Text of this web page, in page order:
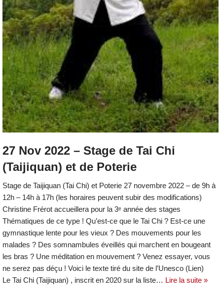
27 Nov 2022 – Stage de Tai Chi
(Taijiquan) et de Poterie
Stage de Taijiquan (Tai Chi) et Poterie 27 novembre 2022 – de 9h à
12h – 14h à 17h (les horaires peuvent subir des modifications)
Christine Frérot accueillera pour la 3ᵉ année des stages
Thématiques de ce type ! Qu’est-ce que le Tai Chi ? Est-ce une
gymnastique lente pour les vieux ? Des mouvements pour les
malades ? Des somnambules éveillés qui marchent en bougeant
les bras ? Une méditation en mouvement ? Venez essayer, vous
ne serez pas déçu ! Voici le texte tiré du site de l’Unesco (Lien)
Le Tai Chi (Taijiquan) , inscrit en 2020 sur la liste… Lire la suite »